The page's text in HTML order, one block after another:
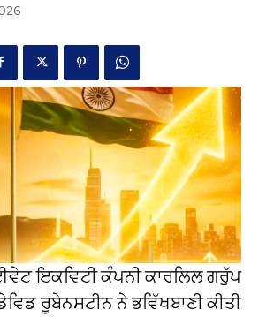
ਇਕਵਿਟੀ ਕੰਪਨੀ ਕਾਰਲਿਲ ਗਰੁੱਪ
ਰੂਬੇਨਸਟੀਨ ਨੇ ਭਵਿੱਖਬਾਣੀ ਕੀਤੀ